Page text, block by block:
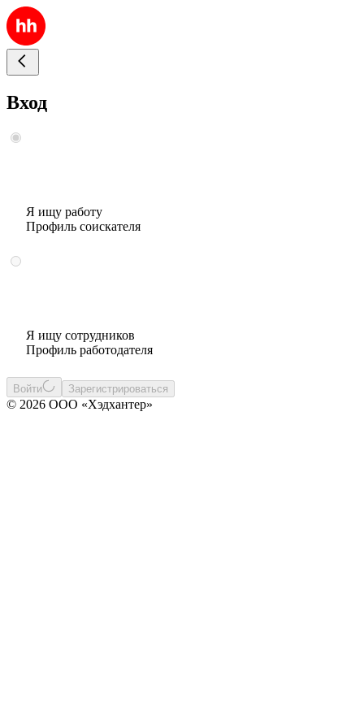
Вход
Я ищу работу
Профиль соискателя
Я ищу сотрудников
Профиль работодателя
Войти Зарегистрироваться
© 2026 ООО «Хэдхантер»